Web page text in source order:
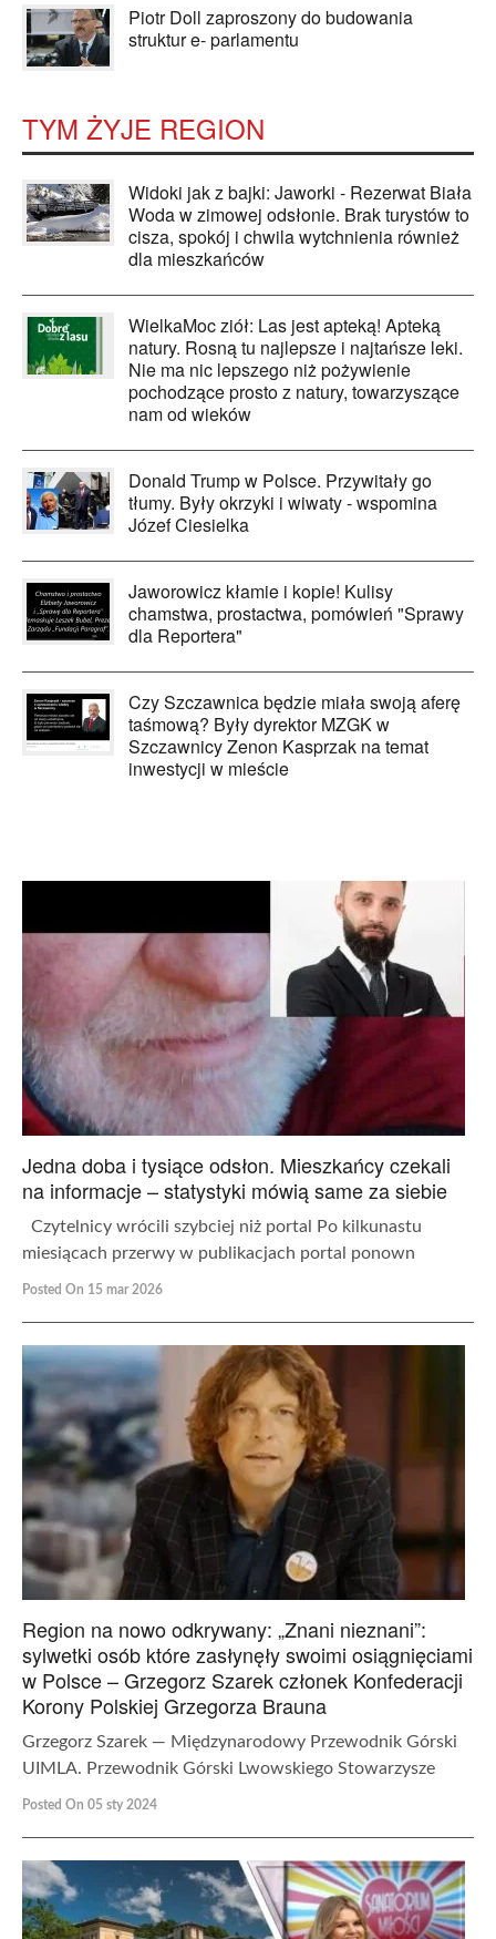
Piotr Doll zaproszony do budowania
struktur e- parlamentu
TYM ŻYJE REGION
Widoki jak z bajki: Jaworki - Rezerwat Biała
Woda w zimowej odsłonie. Brak turystów to
cisza, spokój i chwila wytchnienia również
dla mieszkańców
WielkaMoc ziół: Las jest apteką! Apteką
natury. Rosną tu najlepsze i najtańsze leki.
Nie ma nic lepszego niż pożywienie
pochodzące prosto z natury, towarzyszące
nam od wieków
Donald Trump w Polsce. Przywitały go
tłumy. Były okrzyki i wiwaty - wspomina
Józef Ciesielka
Jaworowicz kłamie i kopie! Kulisy
chamstwa, prostactwa, pomówień "Sprawy
dla Reportera"
Czy Szczawnica będzie miała swoją aferę
taśmową? Były dyrektor MZGK w
Szczawnicy Zenon Kasprzak na temat
inwestycji w mieście
Jedna doba i tysiące odsłon. Mieszkańcy czekali
na informacje – statystyki mówią same za siebie
Czytelnicy wrócili szybciej niż portal Po kilkunastu
miesiącach przerwy w publikacjach portal ponown
Posted On 15 mar 2026
Region na nowo odkrywany: „Znani nieznani”:
sylwetki osób które zasłynęły swoimi osiągnięciami
w Polsce – Grzegorz Szarek członek Konfederacji
Korony Polskiej Grzegorza Brauna
Grzegorz Szarek — Międzynarodowy Przewodnik Górski
UIMLA. Przewodnik Górski Lwowskiego Stowarzysze
Posted On 05 sty 2024